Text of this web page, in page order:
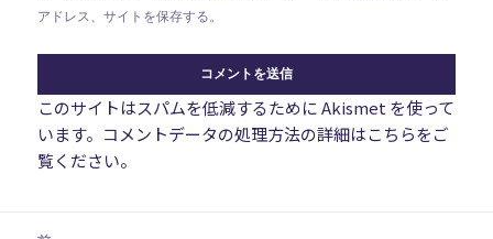
アドレス、サイトを保存する。
このサイトはスパムを低減するために Akismet を使って
います。 コメントデータの処理方法の詳細はこちらをご
覧ください。